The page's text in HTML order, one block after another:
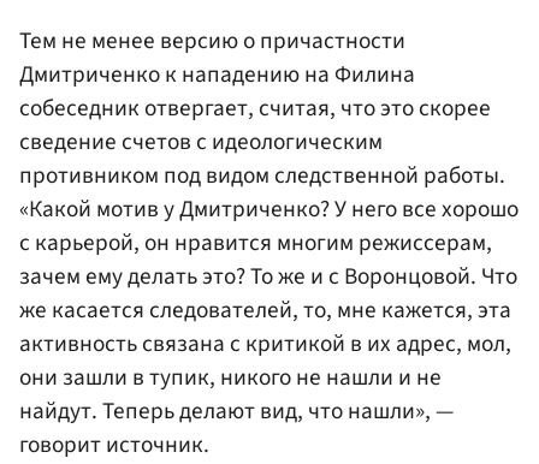
Тем не менее версию о причастности
Дмитриченко к нападению на Филина
собеседник отвергает, считая, что это скорее
сведение счетов с идеологическим
противником под видом следственной работы.
«Какой мотив у Дмитриченко? У него все хорошо
с карьерой, он нравится многим режиссерам,
зачем ему делать это? То же и с Воронцовой. Что
же касается следователей, то, мне кажется, эта
активность связана с критикой в их адрес, мол,
они зашли в тупик, никого не нашли и не
найдут. Теперь делают вид, что нашли», —
говорит источник.